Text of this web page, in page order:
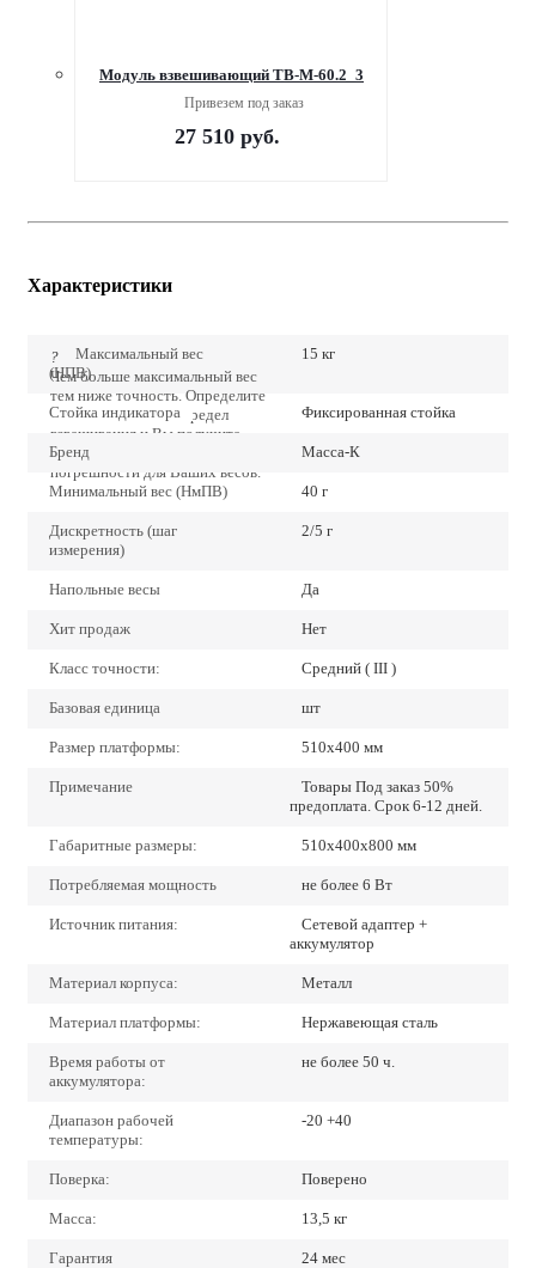
Модуль взвешивающий TB-M-60.2_3
Привезем под заказ
27 510 руб.
Характеристики
?
Чем больше максимальный вес
тем ниже точность. Определите
точно наибольший предел
взвешивания и Вы получите
наиболее низкие значения
погрешности для Ваших весов.
Максимальный вес
(НПВ)
15 кг
Стойка индикатора Фиксированная стойка
Бренд Масса-К
Минимальный вес (НмПВ) 40 г
Дискретность (шаг
измерения)
2/5 г
Напольные весы Да
Хит продаж Нет
Класс точности: Средний ( III )
Базовая единица шт
Размер платформы: 510х400 мм
Примечание
Товары Под заказ 50%
предоплата. Срок 6-12 дней.
Габаритные размеры: 510х400х800 мм
Потребляемая мощность не более 6 Вт
Источник питания:
Сетевой адаптер +
аккумулятор
Материал корпуса: Металл
Материал платформы: Нержавеющая сталь
Время работы от
аккумулятора:
не более 50 ч.
Диапазон рабочей
температуры:
-20 +40
Поверка: Поверено
Масса: 13,5 кг
Гарантия 24 мес